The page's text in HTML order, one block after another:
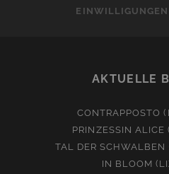
AKTUELLE
CONTRAPPOSTO
PRINZESSIN ALICE
TAL DER SCHWALBEN
IN BLOOM